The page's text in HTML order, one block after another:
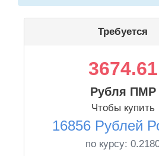
Требуется
3674.61
Рубля ПМР
Чтобы купить
16856 Рублей
по курсу: